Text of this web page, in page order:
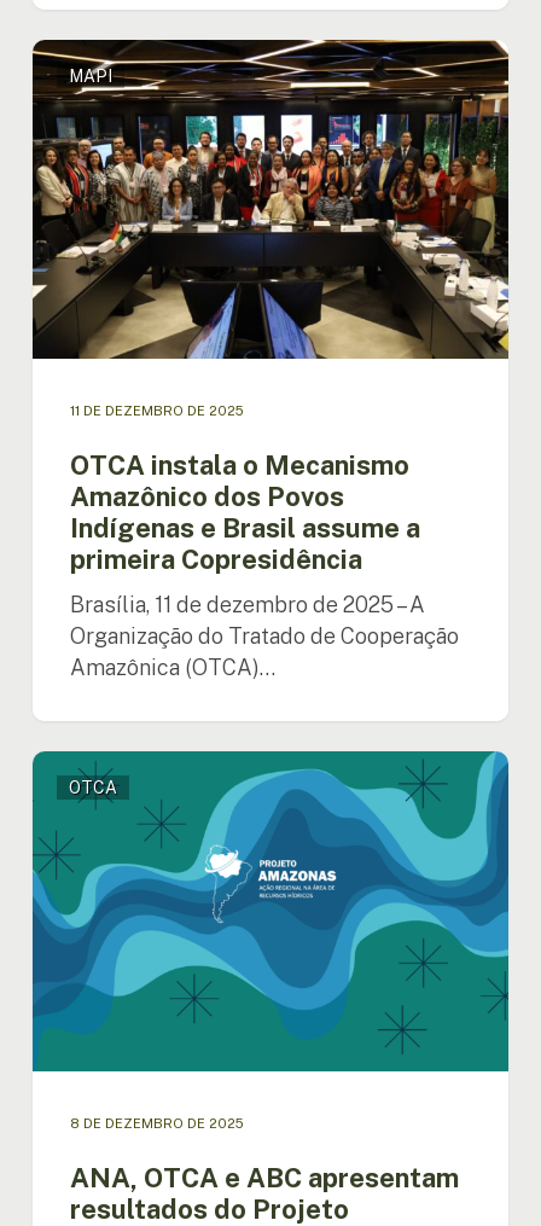
OTCA
instala
o
Mecanismo
Amazônico
dos
Povos
Indígenas
e
Brasil
assume
MAPI
11 DE DEZEMBRO DE 2025
OTCA instala o Mecanismo
Amazônico dos Povos
Indígenas e Brasil assume a
primeira Copresidência
Brasília, 11 de dezembro de 2025 – A
Organização do Tratado de Cooperação
Amazônica (OTCA)…
ANA,
OTCA
ABC
apresentam
resultados
do
Amazonas
evento
de
dezembro
OTCA
8 DE DEZEMBRO DE 2025
ANA, OTCA e ABC apresentam
resultados do Projeto